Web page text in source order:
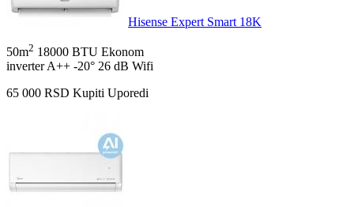
Hisense Expert Smart 18K
50m2 18000 BTU Ekonom
inverter A++ -20° 26 dB Wifi
65 000 RSD Kupiti Uporedi